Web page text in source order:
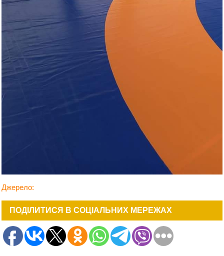
Джерело:
ПОДІЛИТИСЯ В СОЦІАЛЬНИХ МЕРЕЖАХ